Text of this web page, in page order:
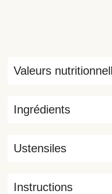
Ingrédients
Valeurs
Ustensiles
Instructions